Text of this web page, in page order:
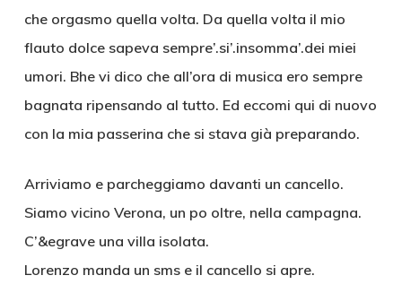
che orgasmo quella volta. Da quella volta il mio
flauto dolce sapeva sempre’.si’.insomma’.dei miei
umori. Bhe vi dico che all’ora di musica ero sempre
bagnata ripensando al tutto. Ed eccomi qui di nuovo
con la mia passerina che si stava già preparando.
Arriviamo e parcheggiamo davanti un cancello.
Siamo vicino Verona, un po oltre, nella campagna.
C’&egrave una villa isolata.
Lorenzo manda un sms e il cancello si apre.